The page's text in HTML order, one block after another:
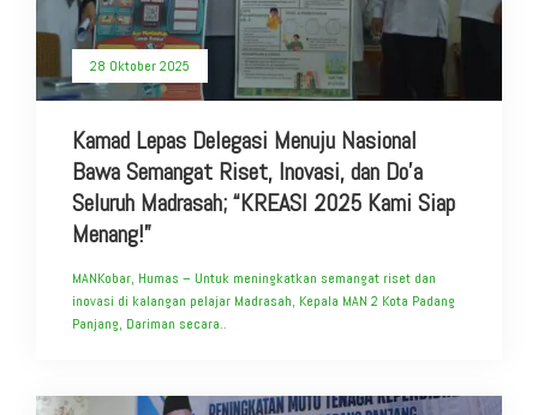
28 Oktober 2025
Kamad Lepas Delegasi Menuju Nasional
Bawa Semangat Riset, Inovasi, dan Do’a
Seluruh Madrasah; “KREASI 2025 Kami Siap
Menang!”
MANKobar, Humas – Untuk meningkatkan semangat riset dan
inovasi di kalangan pelajar Madrasah, Kepala MAN 2 Kota Padang
Panjang, Dariman secara..